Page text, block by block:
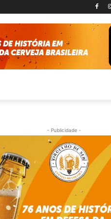
- Publicidade -